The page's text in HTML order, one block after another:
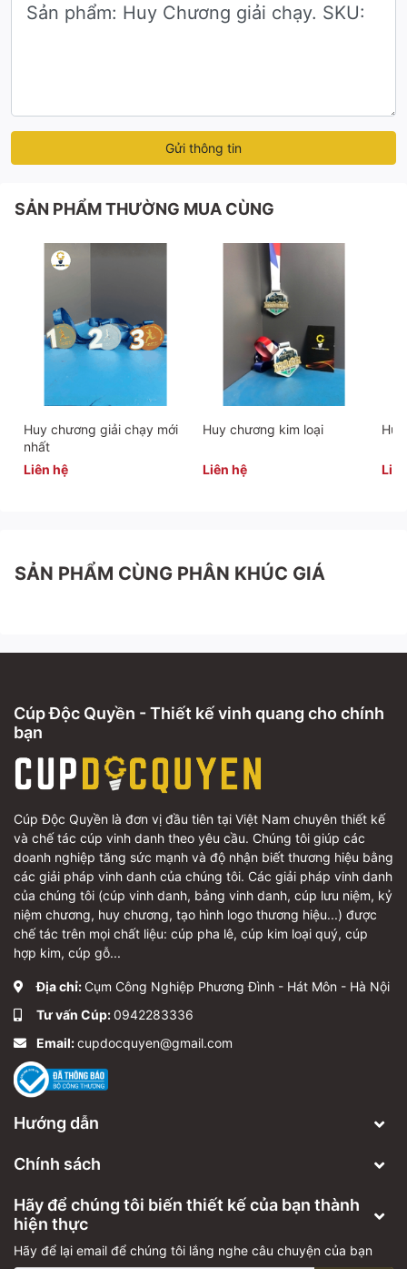
Gửi thông tin
SẢN PHẨM THƯỜNG MUA CÙNG
Huy chương giải chạy mới
nhất
Liên hệ
Huy chương kim loại
Liên hệ
SẢN PHẨM CÙNG PHÂN KHÚC GIÁ
Cúp Độc Quyền - Thiết kế vinh quang cho chính
bạn
Cúp Độc Quyền là đơn vị đầu tiên tại Việt Nam chuyên thiết kế
và chế tác cúp vinh danh theo yêu cầu. Chúng tôi giúp các
doanh nghiệp tăng sức mạnh và độ nhận biết thương hiệu bằng
các giải pháp vinh danh của chúng tôi. Các giải pháp vinh danh
của chúng tôi (cúp vinh danh, bảng vinh danh, cúp lưu niệm, kỷ
niệm chương, huy chương, tạo hình logo thương hiệu...) được
chế tác trên mọi chất liệu: cúp pha lê, cúp kim loại quý, cúp
hợp kim, cúp gỗ...
Địa chỉ: Cụm Công Nghiệp Phương Đình - Hát Môn - Hà Nội
Tư vấn Cúp:0942283336
Email:cupdocquyen@gmail.com
Hướng dẫn
Chính sách
Hãy để chúng tôi biến thiết kế của bạn thành
hiện thực
Hãy để lại email để chúng tôi lắng nghe câu chuyện của bạn